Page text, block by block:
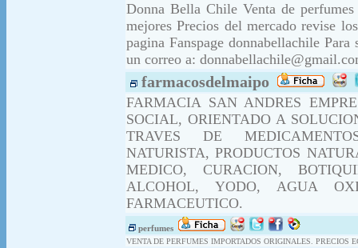
Donna Bella Chile Venta de
mejores Precios del mercado revise
pagina Fanspage donnabellachile
un correo a:
farmacosdelmaipo
FARMACIA SAN ANDRES
SOCIAL, ORIENTADO A
TRAVES DE MEDICAMENTOS
NATURISTA, PRODUCTOS
MEDICO, CURACION,
ALCOHOL, YODO, AGUA
FARMACEUTICO.
perfumes
VENTA DE PERFUMES IMPORTADOS ORIGINALES. PRECIOS